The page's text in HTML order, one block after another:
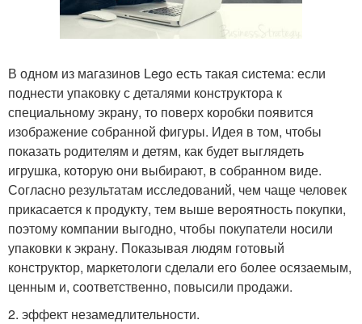
В одном из магазинов Lego есть такая система: если
поднести упаковку с деталями конструктора к
специальному экрану, то поверх коробки появится
изображение собранной фигуры. Идея в том, чтобы
показать родителям и детям, как будет выглядеть
игрушка, которую они выбирают, в собранном виде.
Согласно результатам исследований, чем чаще человек
прикасается к продукту, тем выше вероятность покупки,
поэтому компании выгодно, чтобы покупатели носили
упаковки к экрану. Показывая людям готовый
конструктор, маркетологи сделали его более осязаемым,
ценным и, соответственно, повысили продажи.
2. эффект незамедлительности.